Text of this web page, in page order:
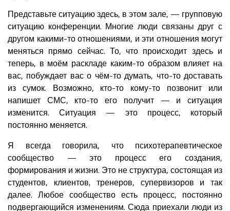
Представьте ситуацию здесь, в этом зале, — групповую
ситуацию конференции. Многие люди связаны друг с
другом какими-то отношениями, и эти отношения могут
меняться прямо сейчас. То, что происходит здесь и
теперь, в моём раскладе каким-то образом влияет на
вас, побуждает вас о чём-то думать, что-то доставать
из сумок. Возможно, кто-то кому-то позвонит или
напишет СМС, кто-то его получит — и ситуация
изменится. Ситуация — это процесс, который
постоянно меняется.
Я всегда говорила, что психотерапевтическое
сообщество — это процесс его создания,
формирования и жизни. Это не структура, состоящая из
студентов, клиентов, тренеров, супервизоров и так
далее. Любое сообщество есть процесс, постоянно
подвергающийся изменениям. Сюда приехали люди из